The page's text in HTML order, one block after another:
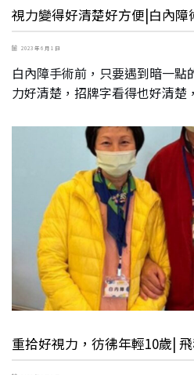
視力變得好清楚好方便|白內障
2023 年 6 月 1 日
白內障手術前，只要遇到暗一點
力好清楚，招牌字看得也好清楚
重拾好視力，彷彿年輕10歲|